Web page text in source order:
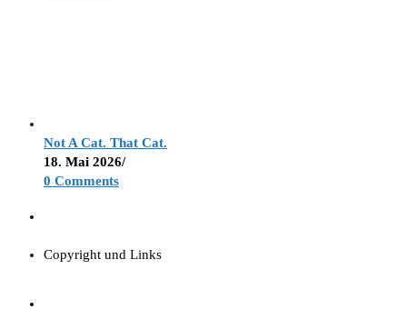
Not A Cat. That Cat.
18. Mai 2026/
0 Comments
Copyright und Links